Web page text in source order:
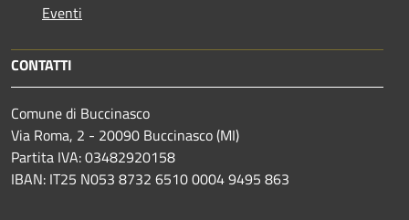
Eventi
CONTATTI
Comune di Buccinasco
Via Roma, 2 - 20090 Buccinasco (MI)
Partita IVA: 03482920158
IBAN: IT25 N053 8732 6510 0004 9495 863